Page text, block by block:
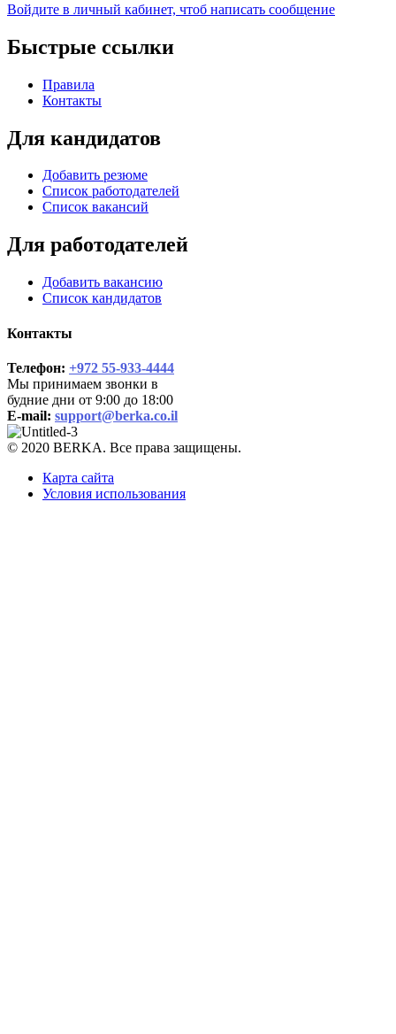
Войдите в личный кабинет, чтоб написать сообщение
Быстрые ссылки
Правила
Контакты
Для кандидатов
Добавить резюме
Список работодателей
Список вакансий
Для работодателей
Добавить вакансию
Список кандидатов
Контакты
Телефон: +972 55-933-4444
Мы принимаем звонки в
будние дни от 9:00 до 18:00
E-mail: support@berka.co.il
© 2020 BERKA. Все права защищены.
Карта сайта
Условия использования